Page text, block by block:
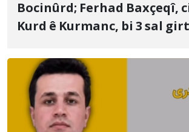
Bocinûrd; Ferhad Baxçeqî,
Kurd ê Kurmanc, bi 3 sal